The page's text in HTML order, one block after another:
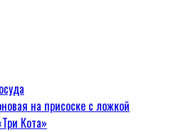
на присоске с ложкой
Кота»